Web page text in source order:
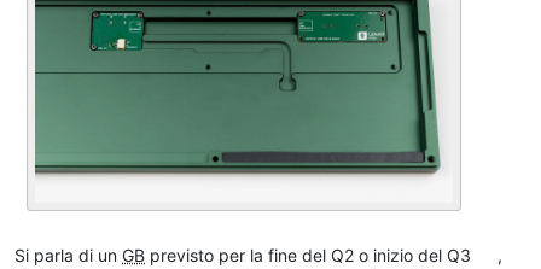
Si parla di un GB previsto per la fine del Q2 o inizio del Q3
,